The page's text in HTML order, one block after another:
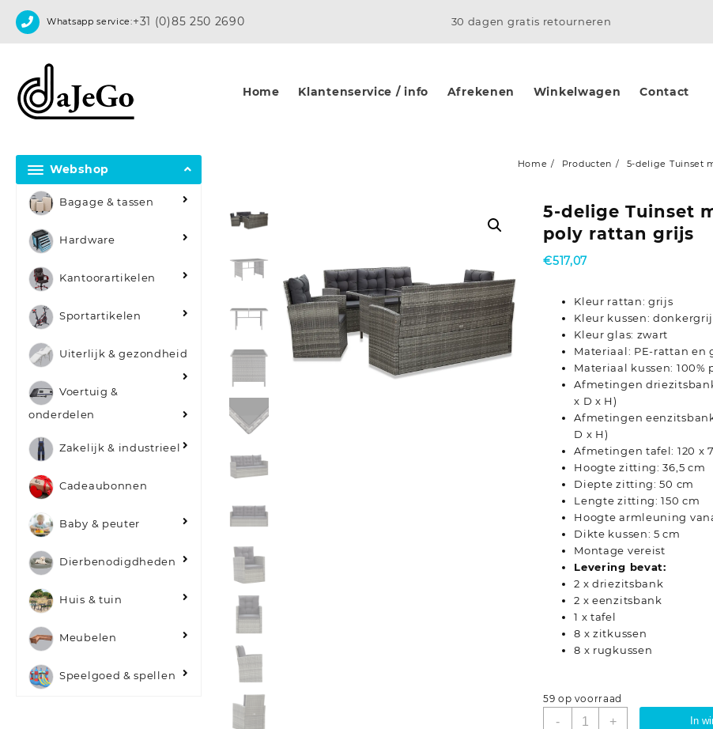
Whatsapp service:+31 (0)85 250 2690 30 dagen gratis retourneren
Home Klantenservice / info Afrekenen Winkelwagen Contact
Webshop
Bagage & tassen
Hardware
Kantoorartikelen
Sportartikelen
Uiterlijk & gezondheid
Voertuig &
onderdelen
Zakelijk & industrieel
Cadeaubonnen
Baby & peuter
Dierbenodigdheden
Huis & tuin
Meubelen
Speelgoed & spellen
Home Producten 5-delige Tuinset
5-delige Tuinset
poly rattan grijs
€517,07
Kleur rattan: grijs
Kleur kussen:
Kleur glas: zwart
Materiaal: PE-rattan en
Materiaal kussen: 100%
Afmetingen
x D x H)
Afmetingen
D x H)
Afmetingen tafel: 120 x
Hoogte zitting: 36,5 cm
Diepte zitting: 50 cm
Lengte zitting: 150 cm
Hoogte armleuning
Dikte kussen: 5 cm
Montage vereist
Levering bevat:
2 x driezitsbank
2 x eenzitsbank
1 x tafel
8 x zitkussen
8 x rugkussen
59 op voorraad
- + In